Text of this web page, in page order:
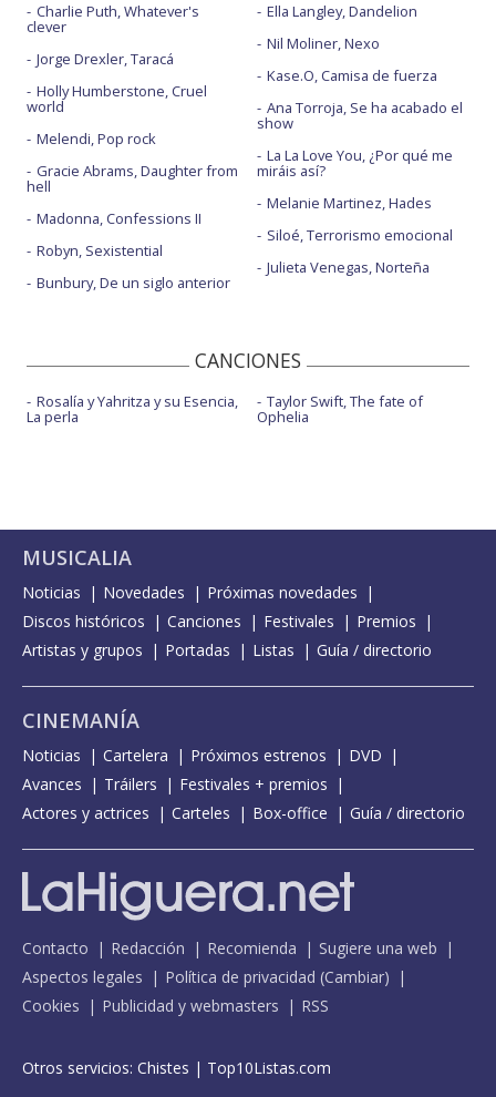
Charlie Puth, Whatever's
clever
Jorge Drexler, Taracá
Holly Humberstone, Cruel
world
Melendi, Pop rock
Gracie Abrams, Daughter from
hell
Madonna, Confessions II
Robyn, Sexistential
Bunbury, De un siglo anterior
Ella Langley, Dandelion
Nil Moliner, Nexo
Kase.O, Camisa de fuerza
Ana Torroja, Se ha acabado el
show
La La Love You, ¿Por qué me
miráis así?
Melanie Martinez, Hades
Siloé, Terrorismo emocional
Julieta Venegas, Norteña
CANCIONES
Rosalía y Yahritza y su Esencia,
La perla
Taylor Swift, The fate of
Ophelia
MUSICALIA
Noticias Novedades
Próximas novedades
Discos históricos
Canciones Festivales
Premios
Artistas y grupos
Portadas Listas Guía / directorio
CINEMANÍA
Noticias Cartelera Próximos estrenos
DVD
Avances
Tráilers
Festivales + premios
Actores y actrices
Carteles Box-office Guía / directorio
Contacto Redacción Recomienda
Sugiere una web
Aspectos legales
Política de privacidad (Cambiar)
Cookies
Publicidad y webmasters RSS
Otros servicios: Chistes | Top10Listas.com